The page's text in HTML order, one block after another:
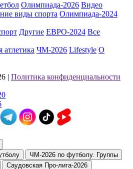
Олимпиада-2026 Видео
виды спорта Олимпиада-2024
Другие ЕВРО-2024 Все
атлетика ЧМ-2026 Lifestyle О
Политика конфиденциальности
ЧМ-2026 по футболу. Группы
Саудовская Про-лига-2026